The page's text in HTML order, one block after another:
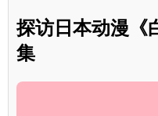
探访日本动漫《
集